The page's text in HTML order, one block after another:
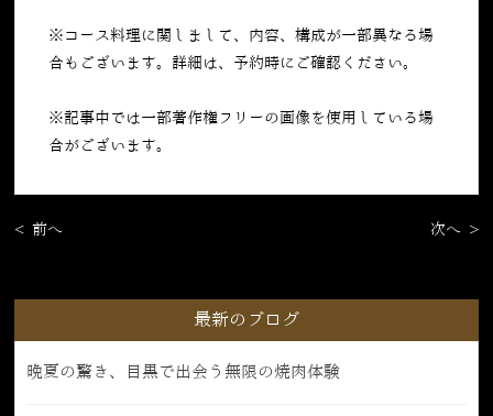
※コース料理に関しまして、内容、構成が一部異なる場
合もございます。詳細は、予約時にご確認ください。
※記事中では一部著作権フリーの画像を使用している場
合がございます。
< 前へ 次へ >
最新のブログ
晩夏の驚き、目黒で出会う無限の焼肉体験